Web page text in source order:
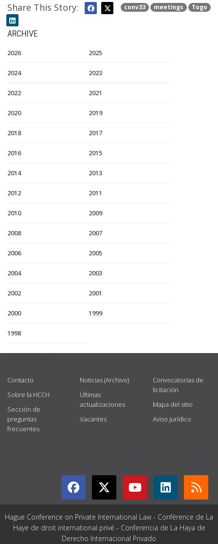
conv33 meetings Togo
Share This Story:
ARCHIVE
2026 2025
2024 2023
2022 2021
2020 2019
2018 2017
2016 2015
2014 2013
2012 2011
2010 2009
2008 2007
2006 2005
2004 2003
2002 2001
2000 1999
1998
Contacto
Sobre la HCCH
Sección de
preguntas
frecuentes
Noticias (Archivo)
Últimas
actualizaciones
Vacantes
Convocatorias de
licitación
Mapa del sitio
Aviso jurídico
Hague Conference on Private International Law - Conférence de La
Haye de droit international privé - Conferencia de La Haya de
Derecho Internacional Privado